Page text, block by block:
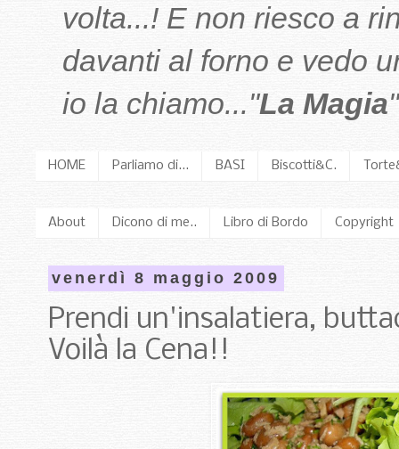
volta...! E non riesco a
davanti al forno e vedo
io la chiamo..."La Magia
HOME Parliamo di... BASI Biscotti&C.
About Dicono di me.. Libro di Bordo Copyright
venerdì 8 maggio 2009
Prendi un'insalatiera,
Voilà la Cena!!